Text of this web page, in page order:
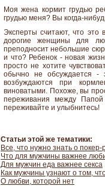
Моя жена кормит грудью
грудью меня? Вы когда-
Эксперты считают, что это
дорогие женщины для
преподносит небольшие
и что? Ребенок - новая
просто не хотите
обычно не обсуждается -
возбуждаются при
виноватыми. Похоже, вы
переживания между
переживайте и улыбнитесь!
Статьи этой же тематики:
Все, что нужно знать о
Что для мужчины важнее
Для мужчин еда важнее секса
Как мужчины узнают о том,
О любви, которой нет